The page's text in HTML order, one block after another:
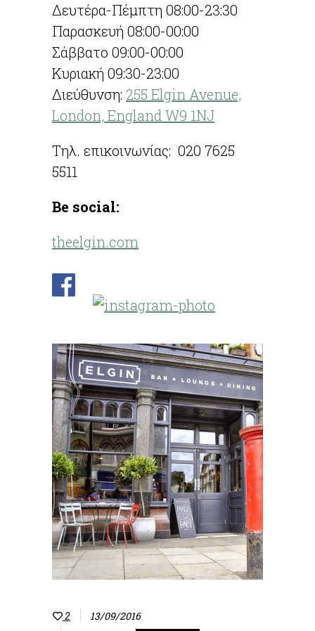
Δευτέρα-Πέμπτη 08:00-23:30
Παρασκευή 08:00-00:00
Σάββατο 09:00-00:00
Κυριακή 09:30-23:00
Διεύθυνση: 255 Elgin Avenue,
London, England W9 1NJ
Τηλ. επικοινωνίας: 020 7625
5511
Be social:
theelgin.com
2 13/09/2016